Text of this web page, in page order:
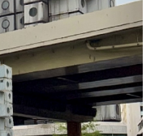
かった場合、その者の会
あります。
った場合
があった場合
りに会員申込手続き処